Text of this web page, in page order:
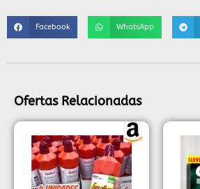
Facebook WhatsApp
Ofertas Relacionadas